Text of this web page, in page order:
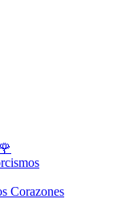
🌹
Corazones